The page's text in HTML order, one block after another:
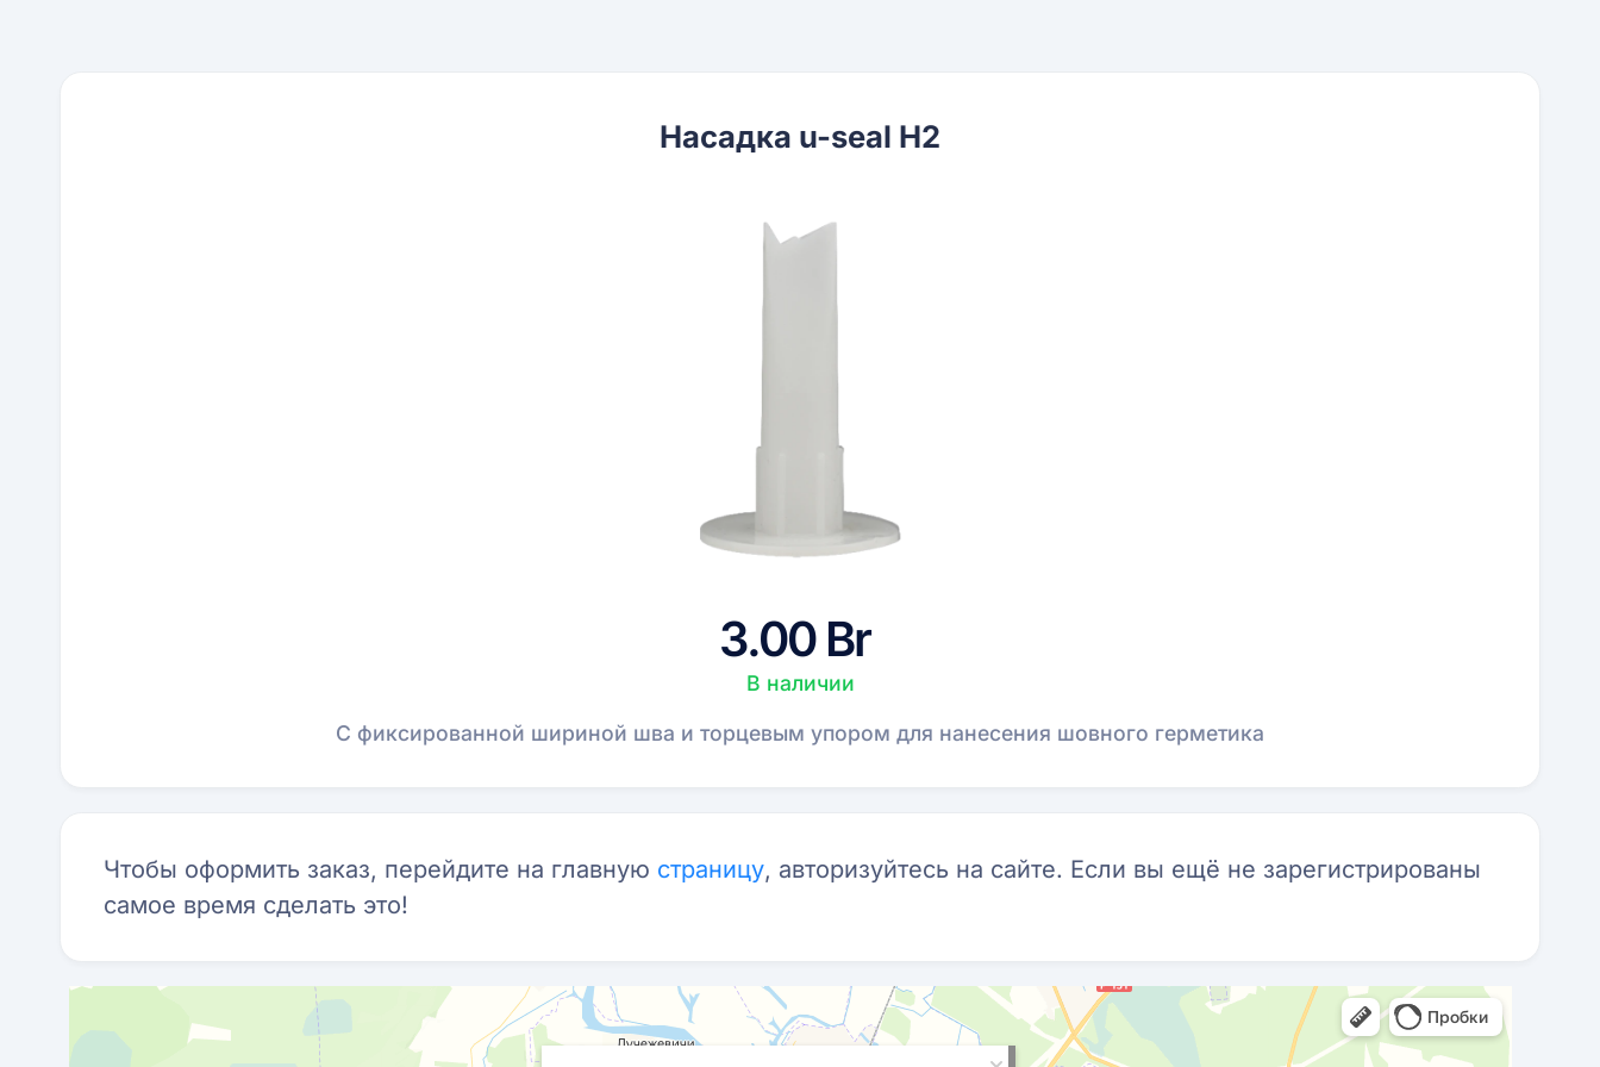
Насадка u-seal H2
3.00 Br
В наличии
С фиксированной шириной шва и торцевым упором для нанесения шовного герметика
Чтобы оформить заказ, перейдите на главную страницу, авторизуйтесь на сайте. Если вы ещё не зарегистрированы
самое время сделать это!